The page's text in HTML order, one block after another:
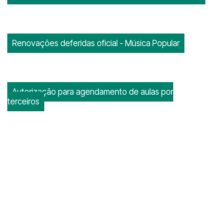
Renovações deferidas oficial - Música Popular
Autorização para agendamento de aulas por
terceiros